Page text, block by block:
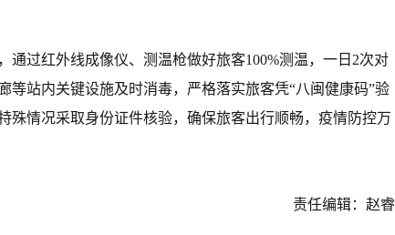
通过红外线成像仪、测温枪做好旅客100%测温，一日2次对
等站内关键设施及时消毒，严格落实旅客凭“八闽健康码”验
殊情况采取身份证件核验，确保旅客出行顺畅，疫情防控万
责任编辑：赵睿